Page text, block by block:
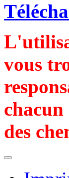
vous
chacun
des